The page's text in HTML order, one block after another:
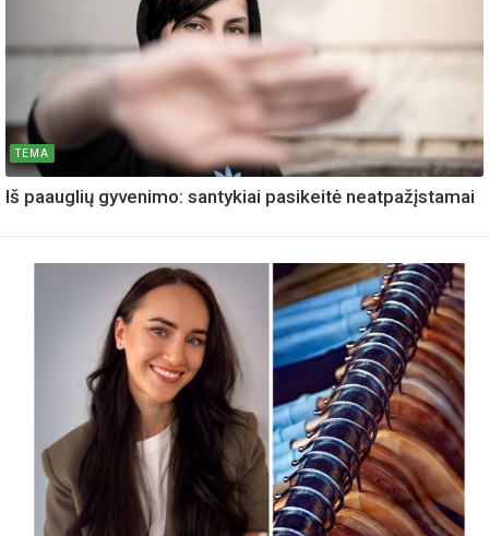
TEMA
Iš paauglių gyvenimo: santykiai pasikeitė neatpažįstamai